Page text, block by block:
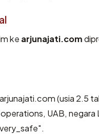
ke arjunajati.com
(usia 2.5
UAB, negara